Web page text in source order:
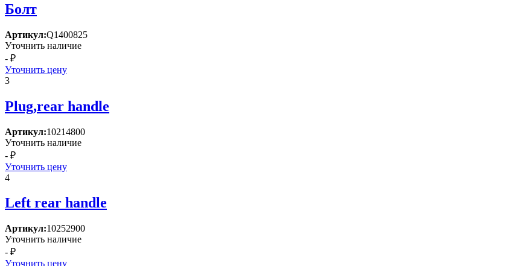
Болт
Артикул:Q1400825
Уточнить наличие
- ₽
Уточнить цену
3
Plug,rear handle
Артикул:10214800
Уточнить наличие
- ₽
Уточнить цену
4
Left rear handle
Артикул:10252900
Уточнить наличие
- ₽
Уточнить цену